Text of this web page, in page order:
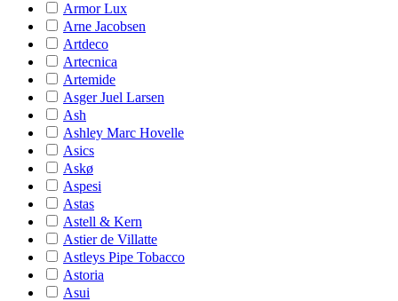
Armor Lux
Arne Jacobsen
Artdeco
Artecnica
Artemide
Asger Juel Larsen
Ash
Ashley Marc Hovelle
Asics
Askø
Aspesi
Astas
Astell & Kern
Astier de Villatte
Astleys Pipe Tobacco
Astoria
Asui